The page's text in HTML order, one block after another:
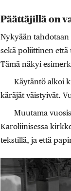
Päättäjillä on
Nykyään tahdotaan
sekä poliittinen
Tämä näkyi
Käytäntö alkoi
käräjät väistyivät.
Muutama
Karoliinisessa
tekstillä, ja että